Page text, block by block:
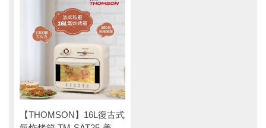
【THOMSON】16L復古式